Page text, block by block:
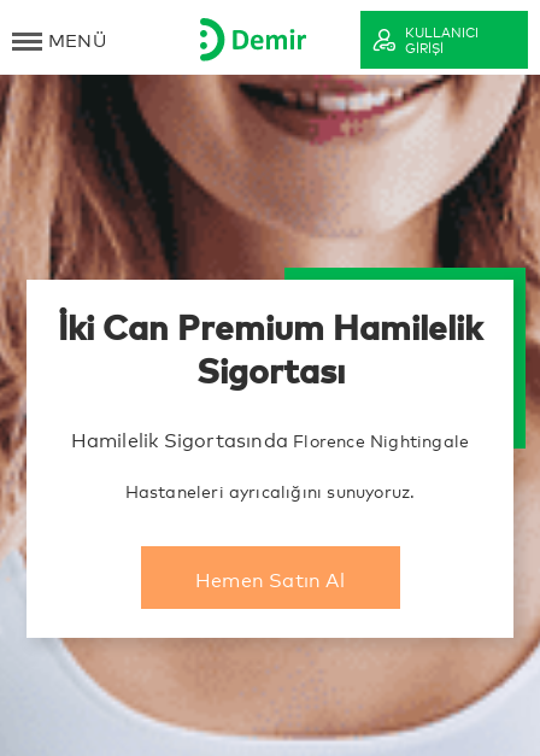
MENÜ
KULLANICI
GIRIŞI
İki Can Premium Hamilelik
Sigortası
Hamilelik Sigortasında Florence Nightingale
Hastaneleri ayrıcalığını sunuyoruz.
Hemen Satın Al